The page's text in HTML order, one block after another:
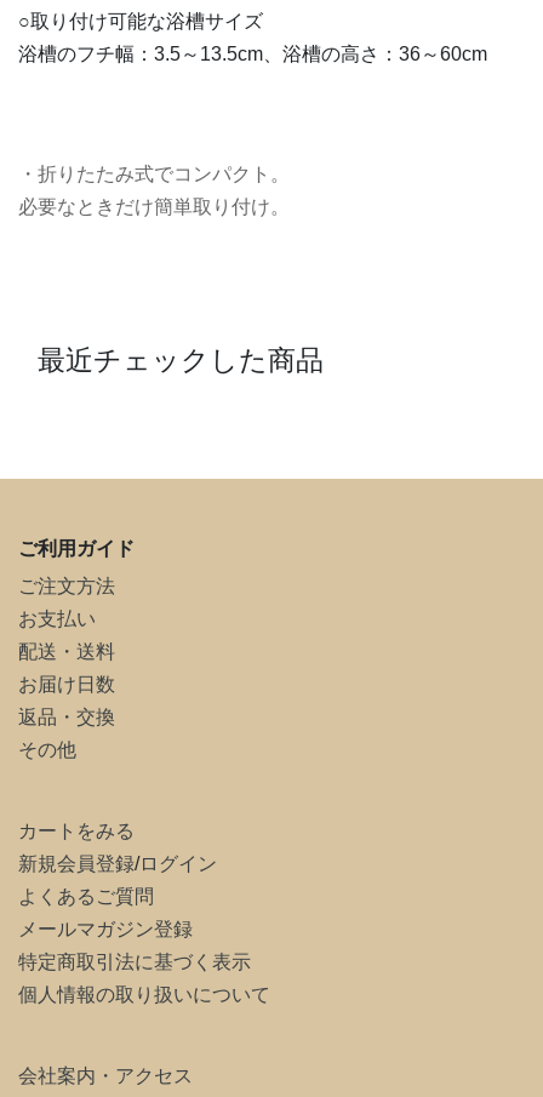
○取り付け可能な浴槽サイズ
浴槽のフチ幅：3.5～13.5cm、浴槽の高さ：36～60cm
・折りたたみ式でコンパクト。
必要なときだけ簡単取り付け。
最近チェックした商品
ご利用ガイド
ご注文方法
お支払い
配送・送料
お届け日数
返品・交換
その他
カートをみる
新規会員登録/ログイン
よくあるご質問
メールマガジン登録
特定商取引法に基づく表示
個人情報の取り扱いについて
会社案内・アクセス